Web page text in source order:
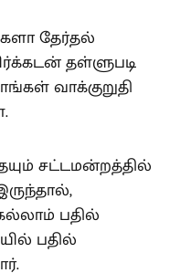
தேர்தல்
தள்ளுபடி
வாக்குறுதி
சட்டமன்றத்தில்
பதில்
பதில்